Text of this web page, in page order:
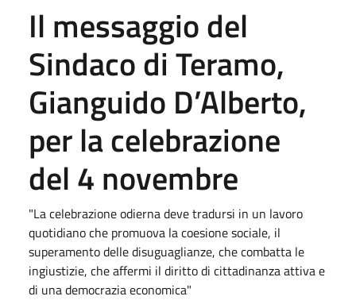
Il messaggio del
Sindaco di Teramo,
Gianguido D’Alberto,
per la celebrazione
del 4 novembre
"La celebrazione odierna deve tradursi in un lavoro
quotidiano che promuova la coesione sociale, il
superamento delle disuguaglianze, che combatta le
ingiustizie, che affermi il diritto di cittadinanza attiva e
di una democrazia economica"